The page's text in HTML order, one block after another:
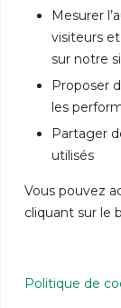
Mesurer
visiteurs
sur notre
Proposer
les
Partager
utilisés
Vous pouvez
cliquant sur le
Politique de
OPÉRATIONS À
AUTRES
AUTRES